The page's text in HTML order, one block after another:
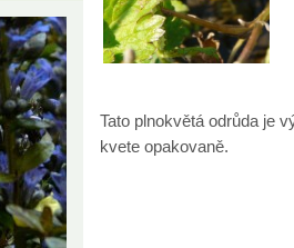
Tato plnokvětá odrůda je
kvete opakovaně.